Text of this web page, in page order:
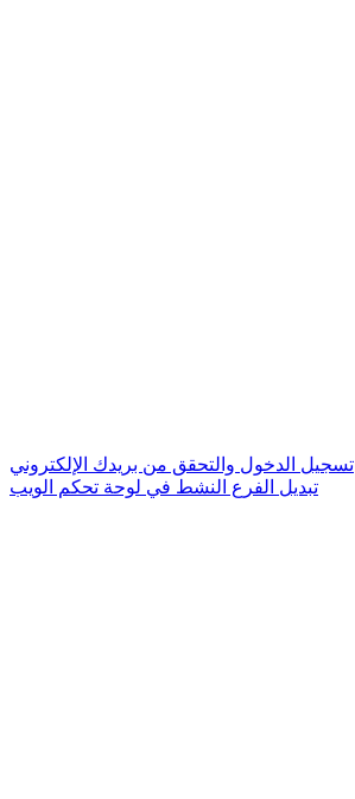
تسجيل الدخول والتحقق من بريدك الإلكتروني
تبديل الفرع النشط في لوحة تحكم الويب